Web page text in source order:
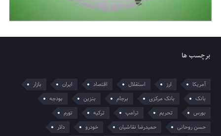
برچسب ها
آمریکا ارز استقلال اقتصاد ایران
بازار
بانک
بانک مرکزی برجام بنزین
بودجه
بورس
تحریم ترامپ ترکیه
تورم
حسن روحانی
حمیدرضا نقاشیان خودرو دلار